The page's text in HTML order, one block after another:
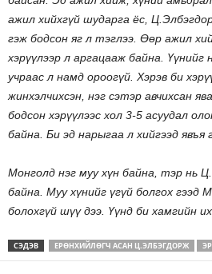
ажил хийхгүй шударга ёс,
гэж бодсон яг л тэглээ. Өөр ажил
хэрүүлээр л аргацааж байна. Үүнийг
учраас л намд ороогүй. Хэрэв би
жинхэлчихсэн, нэг сэтэр авчихсан
бодсон хэрүүлээс хол 3-5 асуудал
байна. Би эд нарыгаа л хийгээд явъя
Монголд нэг муу хүн байна, тэр нь
байна. Муу хүнийг үгүй болгох
болохгүй шүү дээ. Үүнд би хамгийн
СЭДЭВ ЕРӨНХИЙЛӨГЧ АСАН Ц.ЭЛБЭГДОРЖ